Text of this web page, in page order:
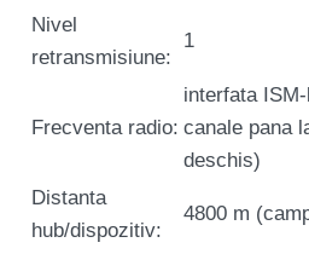
Nivel
retransmisiune:
1
Frecventa radio:
interfata
canale pana
deschis)
Distanta
hub/dispozitiv:
4800 m